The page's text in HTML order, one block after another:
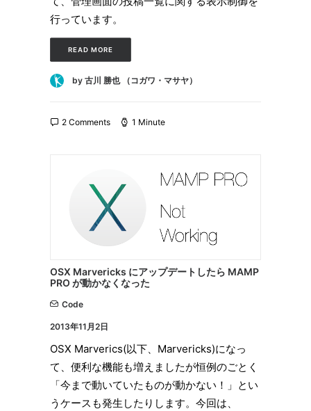
行っています。
READ MORE
by 古川 勝也 （コガワ・マサヤ）
2 Comments 1 Minute
OSX Marvericks にアップデートしたら MAMP
PRO が動かなくなった
Code
2013年11月2日
OSX Marverics(以下、Marvericks)になっ
て、便利な機能も増えましたが恒例のごとく
「今まで動いていたものが動かない！」とい
うケースも発生したりします。今回は、